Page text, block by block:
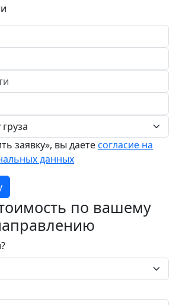
заявку», вы даетесогласие на
данных
по вашему